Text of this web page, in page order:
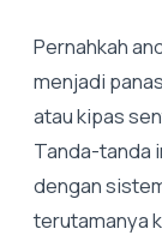
Pernahkah
menjadi
atau kipas
Tanda-tanda
dengan
terutamanya